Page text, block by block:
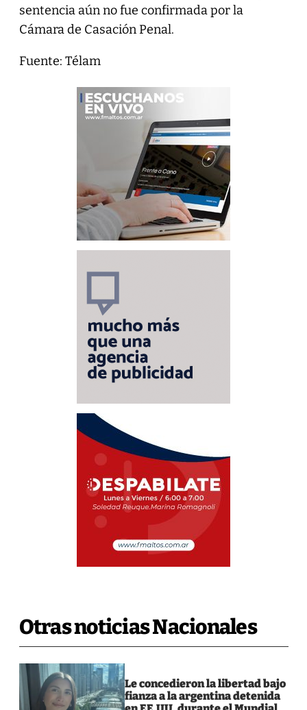
sentencia aún no fue confirmada por la
Cámara de Casación Penal.
Fuente: Télam
Otras noticias Nacionales
Le concedieron la libertad bajo
fianza a la argentina detenida